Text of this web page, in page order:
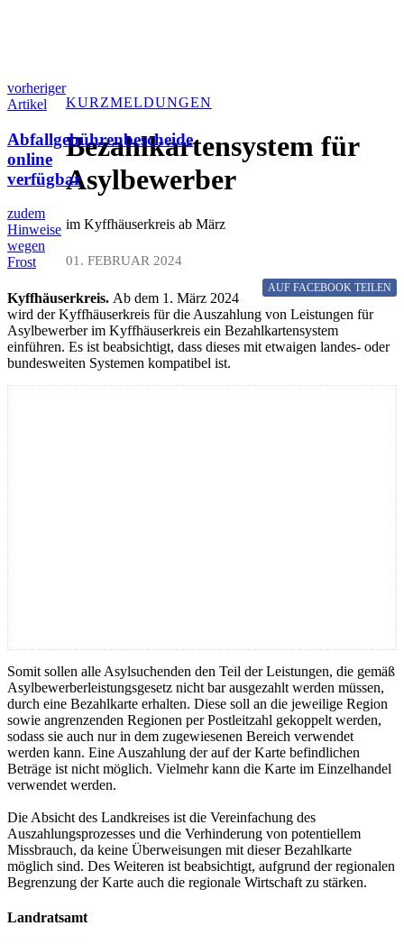
vorheriger
Artikel
Abfallgebührenbescheide
online
verfügbar
zudem
Hinweise
wegen
Frost
KURZMELDUNGEN
Bezahlkartensystem für
Asylbewerber
im Kyffhäuserkreis ab März
01. FEBRUAR 2024
AUF FACEBOOK TEILEN
Kyffhäuserkreis. Ab dem 1. März 2024
wird der Kyffhäuserkreis für die Auszahlung von Leistungen für
Asylbewerber im Kyffhäuserkreis ein Bezahlkartensystem
einführen. Es ist beabsichtigt, dass dieses mit etwaigen landes- oder
bundesweiten Systemen kompatibel ist.
Somit sollen alle Asylsuchenden den Teil der Leistungen, die gemäß
Asylbewerberleistungsgesetz nicht bar ausgezahlt werden müssen,
durch eine Bezahlkarte erhalten. Diese soll an die jeweilige Region
sowie angrenzenden Regionen per Postleitzahl gekoppelt werden,
sodass sie auch nur in dem zugewiesenen Bereich verwendet
werden kann. Eine Auszahlung der auf der Karte befindlichen
Beträge ist nicht möglich. Vielmehr kann die Karte im Einzelhandel
verwendet werden.
Die Absicht des Landkreises ist die Vereinfachung des
Auszahlungsprozesses und die Verhinderung von potentiellem
Missbrauch, da keine Überweisungen mit dieser Bezahlkarte
möglich sind. Des Weiteren ist beabsichtigt, aufgrund der regionalen
Begrenzung der Karte auch die regionale Wirtschaft zu stärken.
Landratsamt